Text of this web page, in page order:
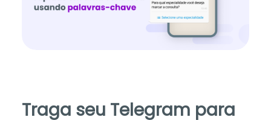
Traga seu Telegram para